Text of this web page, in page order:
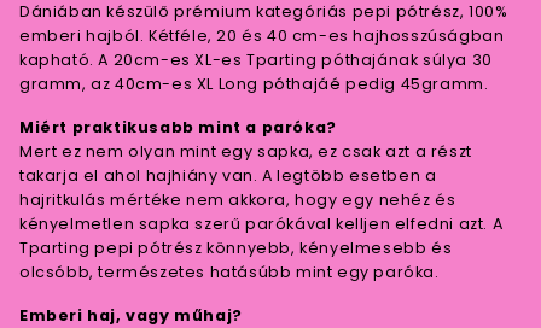
Dániában készülő prémium kategóriás pepi pótrész, 100%
emberi hajból. Kétféle, 20 és 40 cm-es hajhosszúságban
kapható. A 20cm-es XL-es Tparting póthajának súlya 30
gramm, az 40cm-es XL Long póthajáé pedig 45gramm.
Miért praktikusabb mint a paróka?
Mert ez nem olyan mint egy sapka, ez csak azt a részt
takarja el ahol hajhiány van. A legtöbb esetben a
hajritkulás mértéke nem akkora, hogy egy nehéz és
kényelmetlen sapka szerű parókával kelljen elfedni azt. A
Tparting pepi pótrész könnyebb, kényelmesebb és
olcsóbb, természetes hatásúbb mint egy paróka.
Emberi haj, vagy műhaj?